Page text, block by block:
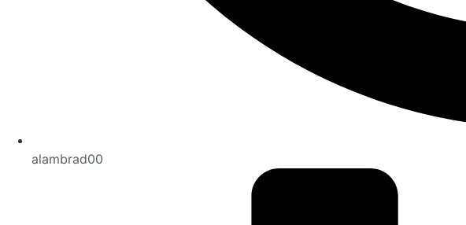
alambrad00